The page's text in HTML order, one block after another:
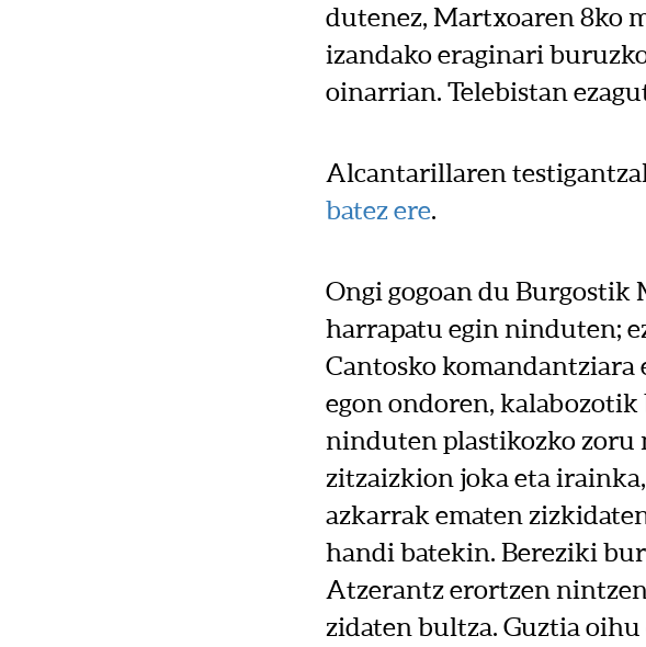
dutenez, Martxoaren 8ko
izandako eraginari
oinarrian. Telebistan
Alcantarillaren
batez ere.
Ongi gogoan du Burgostik
harrapatu egin ninduten;
Cantosko komandantziara
egon ondoren,
ninduten plastikozko zoru
zitzaizkion joka eta
azkarrak ematen
handi batekin. Bereziki
Atzerantz erortzen
zidaten bultza. Guztia